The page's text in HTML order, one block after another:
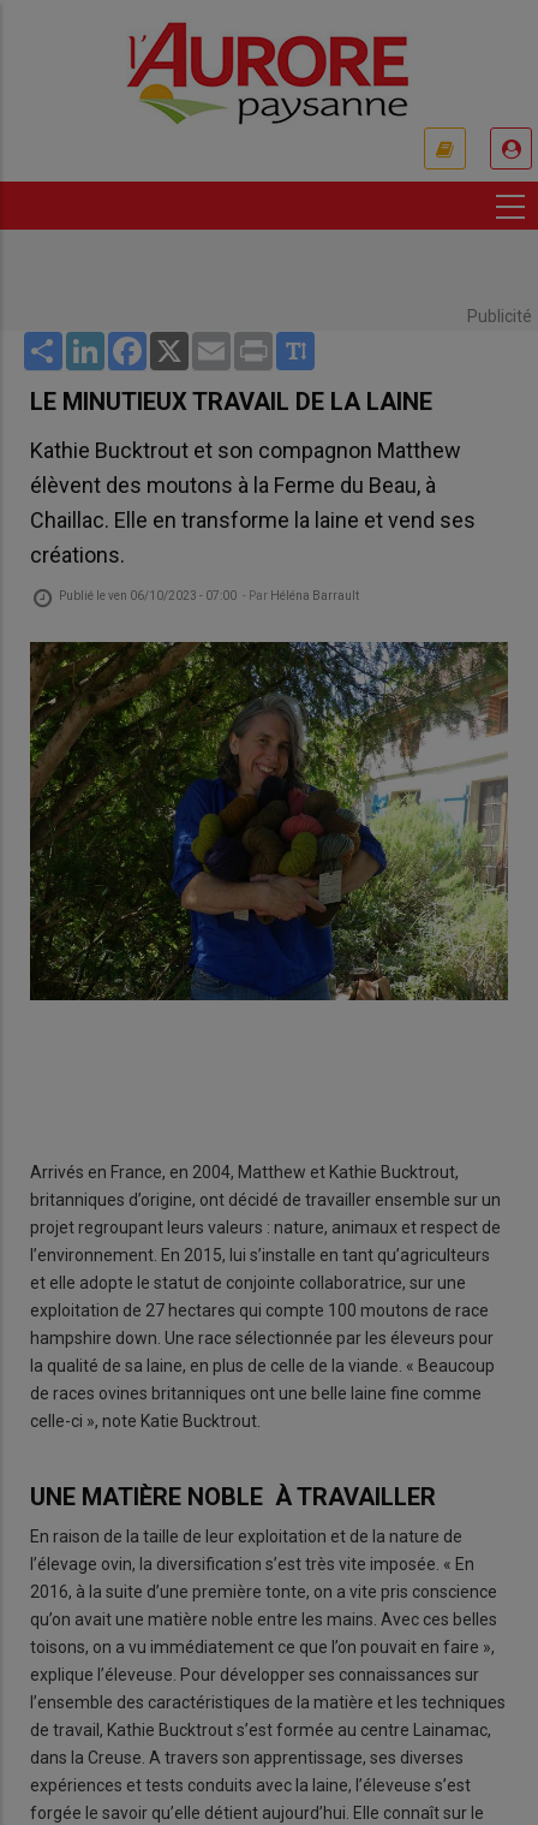
Publicité
Share LinkedInFacebook
X Email Print
LE MINUTIEUX TRAVAIL DE LA LAINE
Kathie Bucktrout et son compagnon Matthew
élèvent des moutons à la Ferme du Beau, à
Chaillac. Elle en transforme la laine et vend ses
créations.
Publié leven 06/10/2023 - 07:00 - Par Héléna Barrault
Arrivés en France, en 2004, Matthew et Kathie Bucktrout,
britanniques d’origine, ont décidé de travailler ensemble sur un
projet regroupant leurs valeurs : nature, animaux et respect de
l’environnement. En 2015, lui s’installe en tant qu’agriculteurs
et elle adopte le statut de conjointe collaboratrice, sur une
exploitation de 27 hectares qui compte 100 moutons de race
hampshire down. Une race sélectionnée par les éleveurs pour
la qualité de sa laine, en plus de celle de la viande. « Beaucoup
de races ovines britanniques ont une belle laine fine comme
celle-ci », note Katie Bucktrout.
UNE MATIÈRE NOBLE À TRAVAILLER
En raison de la taille de leur exploitation et de la nature de
l’élevage ovin, la diversification s’est très vite imposée. « En
2016, à la suite d’une première tonte, on a vite pris conscience
qu’on avait une matière noble entre les mains. Avec ces belles
toisons, on a vu immédiatement ce que l’on pouvait en faire »,
explique l’éleveuse. Pour développer ses connaissances sur
l’ensemble des caractéristiques de la matière et les techniques
de travail, Kathie Bucktrout s’est formée au centre Lainamac,
dans la Creuse. A travers son apprentissage, ses diverses
expériences et tests conduits avec la laine, l’éleveuse s’est
forgée le savoir qu’elle détient aujourd’hui. Elle connaît sur le